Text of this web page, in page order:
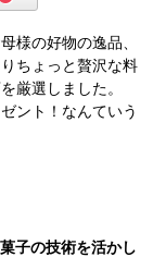
様の好物の逸品、
ちょっと贅沢な料
厳選しました。
ント！なんていう
子の技術を活かし